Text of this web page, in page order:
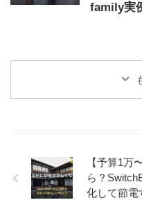
family実
【予算1万
ら？
化して節電